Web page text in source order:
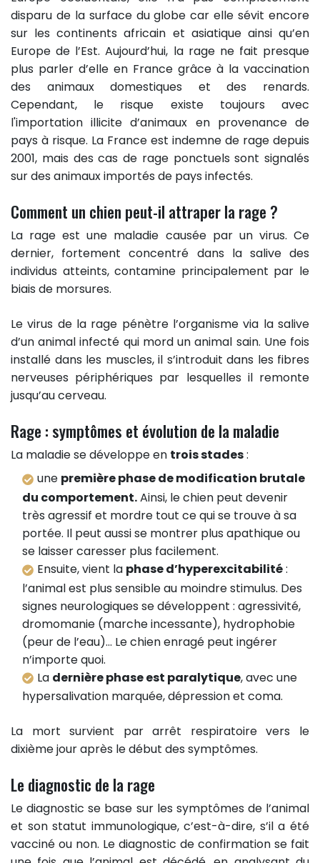
disparu de la surface du globe car elle sévit encore
sur les continents africain et asiatique ainsi qu’en
Europe de l’Est. Aujourd’hui, la rage ne fait presque
plus parler d’elle en France grâce à la vaccination
des animaux domestiques et des renards.
Cependant, le risque existe toujours avec
l'importation illicite d’animaux en provenance de
pays à risque. La France est indemne de rage depuis
2001, mais des cas de rage ponctuels sont signalés
sur des animaux importés de pays infectés.
Comment un chien peut-il attraper la rage ?
La rage est une maladie causée par un virus. Ce
dernier, fortement concentré dans la salive des
individus atteints, contamine principalement par le
biais de morsures.
Le virus de la rage pénètre l’organisme via la salive
d’un animal infecté qui mord un animal sain. Une fois
installé dans les muscles, il s’introduit dans les fibres
nerveuses périphériques par lesquelles il remonte
jusqu’au cerveau.
Rage : symptômes et évolution de la maladie
La maladie se développe en trois stades:
une première phase de modification brutale
du comportement.Ainsi, le chien peut devenir
très agressif et mordre tout ce qui se trouve à sa
portée. Il peut aussi se montrer plus apathique ou
se laisser caresser plus facilement.
Ensuite, vient la phase d’hyperexcitabilité:
l’animal est plus sensible au moindre stimulus. Des
signes neurologiques se développent : agressivité,
dromomanie (marche incessante), hydrophobie
(peur de l’eau)... Le chien enragé peut ingérer
n’importe quoi.
La dernière phase est paralytique, avec une
hypersalivation marquée, dépression et coma.
La mort survient par arrêt respiratoire vers le
dixième jour après le début des symptômes.
Le diagnostic de la rage
Le diagnostic se base sur les symptômes de l’animal
et son statut immunologique, c’est-à-dire, s’il a été
vacciné ou non. Le diagnostic de confirmation se fait